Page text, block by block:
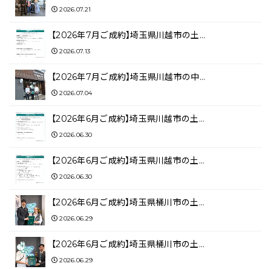
2026.07.21
【2026年7月ご成約】埼玉県川越市の土…
2026.07.13
【2026年7月ご成約】埼玉県川越市の中…
2026.07.04
【2026年6月ご成約】埼玉県川越市の土…
2026.06.30
【2026年6月ご成約】埼玉県川越市の土…
2026.06.30
【2026年6月ご成約】埼玉県桶川市の土…
2026.06.29
【2026年6月ご成約】埼玉県桶川市の土…
2026.06.29